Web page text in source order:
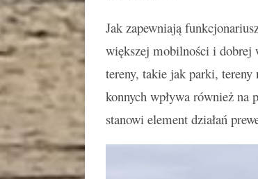
Jak zapewniają
większej mobilności i dobrej
tereny, takie jak parki,
konnych wpływa również na
stanowi element działań